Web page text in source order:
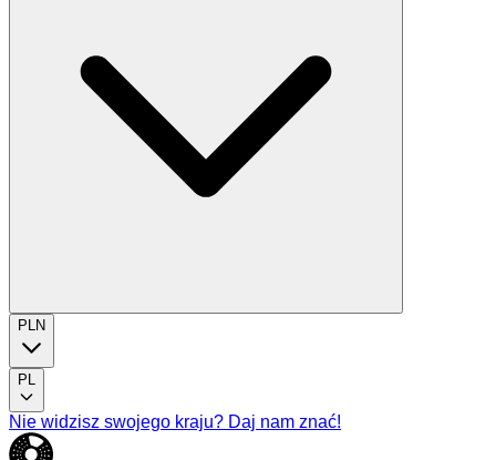
PLN
PL
Nie widzisz swojego kraju? Daj nam znać!